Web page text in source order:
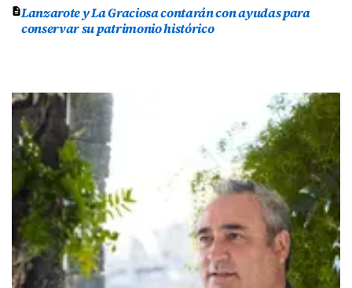
Lanzarote y La Graciosa contarán con ayudas para
conservar su patrimonio histórico